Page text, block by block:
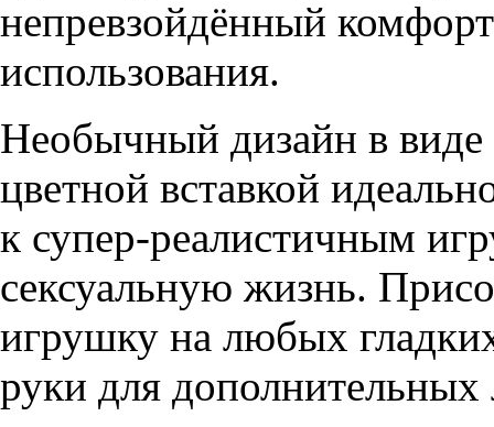
непревзойдённый
использования.
Необычный дизайн в виде
цветной вставкой
к супер-реалистичным
сексуальную жизнь.
игрушку на любых
руки для дополнительных